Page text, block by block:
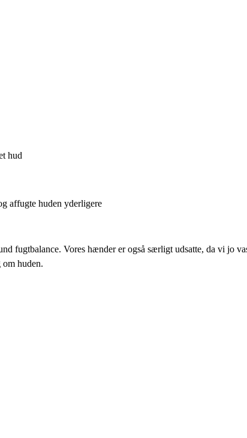
hud
affugte huden yderligere
fugtbalance. Vores hænder er også særligt udsatte, da vi jo
om huden.